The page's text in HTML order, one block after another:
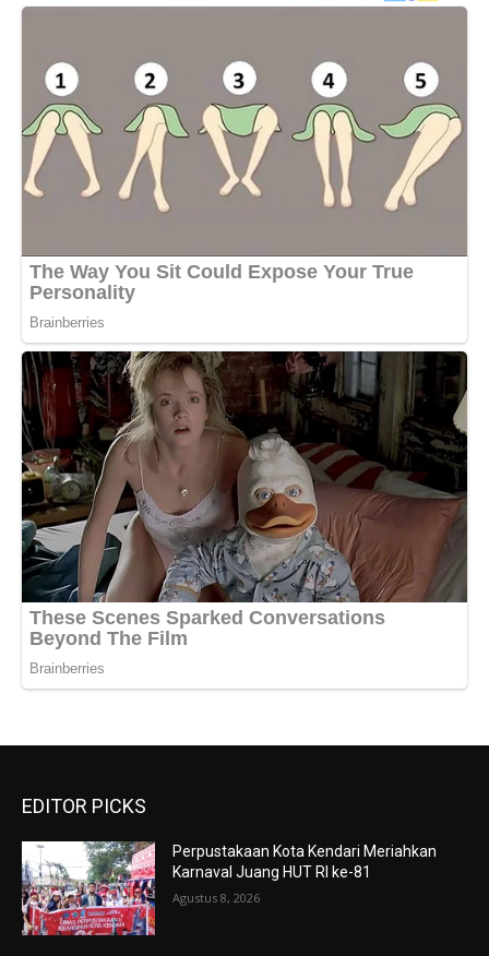
EDITOR PICKS
Perpustakaan Kota Kendari Meriahkan
Karnaval Juang HUT RI ke-81
Agustus 8, 2026